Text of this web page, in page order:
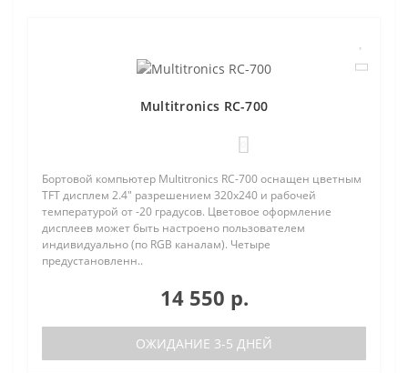
Multitronics RC-700
Бортовой компьютер Multitronics RC-700 оснащен цветным
TFT дисплем 2.4" разрешением 320х240 и рабочей
температурой от -20 градусов. Цветовое оформление
дисплеев может быть настроено пользователем
индивидуально (по RGB каналам). Четыре
предустановленн..
14 550 р.
ОЖИДАНИЕ 3-5 ДНЕЙ